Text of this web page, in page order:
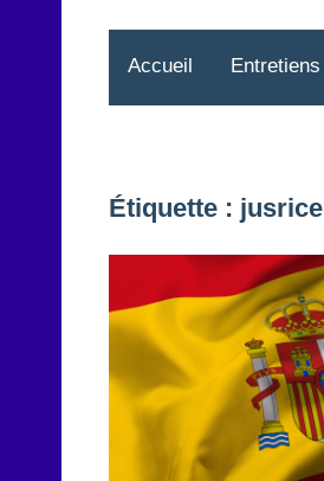
Accueil Entretiens
Étiquette : jusrice